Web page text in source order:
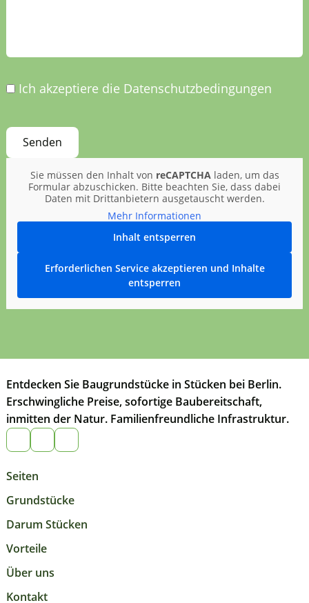
Ich akzeptiere die Datenschutzbedingungen
Sie müssen den Inhalt von reCAPTCHA laden, um das
Formular abzuschicken. Bitte beachten Sie, dass dabei
Daten mit Drittanbietern ausgetauscht werden.
Mehr Informationen
Inhalt entsperren
Erforderlichen Service akzeptieren und Inhalte
entsperren
Entdecken Sie Baugrundstücke in Stücken bei Berlin.
Erschwingliche Preise, sofortige Baubereitschaft,
inmitten der Natur. Familienfreundliche Infrastruktur.
Seiten
Grundstücke
Darum Stücken
Vorteile
Über uns
Kontakt